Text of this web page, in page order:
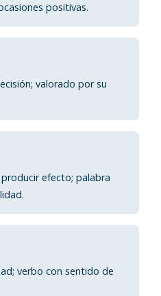
positivas.
valorado por su
efecto; palabra
verbo con sentido de